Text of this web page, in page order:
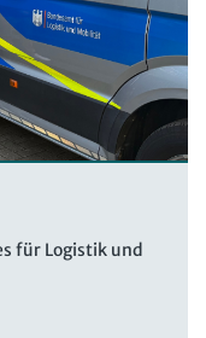
für Logistik und